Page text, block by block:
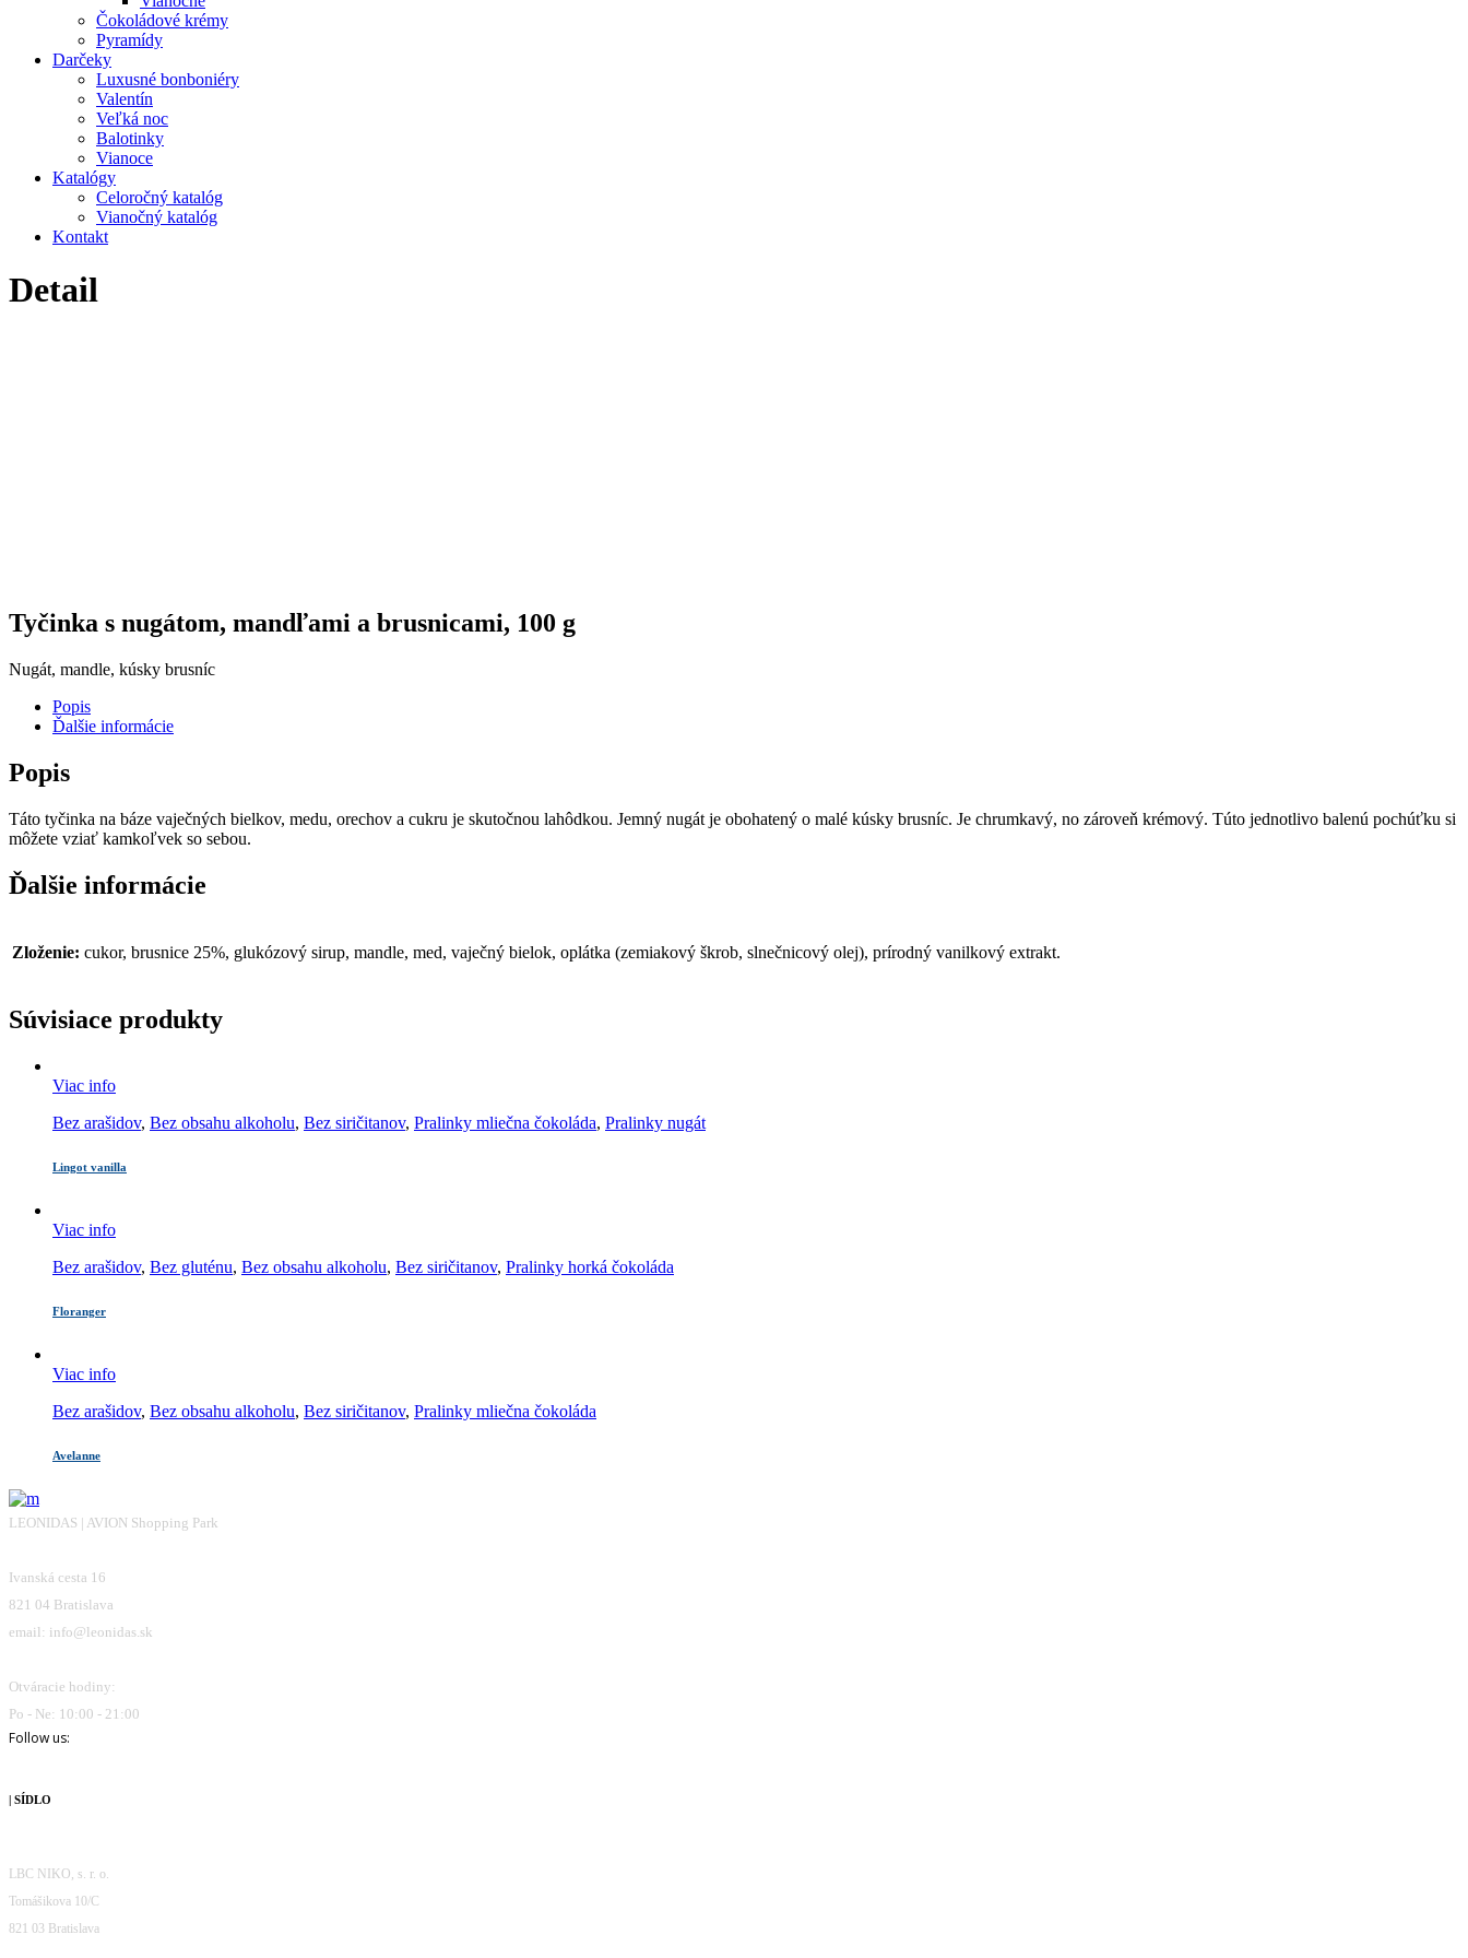
Čokoládové krémy
Pyramídy
Darčeky
Luxusné bonboniéry
Valentín
Veľká noc
Balotinky
Vianoce
Katalógy
Celoročný katalóg
Vianočný katalóg
Kontakt
Detail
Tyčinka s nugátom, mandľami a brusnicami, 100 g
Nugát, mandle, kúsky brusníc
Popis
Ďalšie informácie
Popis
Táto tyčinka na báze vaječných bielkov, medu, orechov a cukru je skutočnou lahôdkou. Jemný nugát je obohatený o malé kúsky brusníc. Je chrumkavý, no zároveň krémový. Túto jednotlivo balenú pochúťku si
môžete vziať kamkoľvek so sebou.
Ďalšie informácie
Zloženie: cukor, brusnice 25%, glukózový sirup, mandle, med, vaječný bielok, oplátka (zemiakový škrob, slnečnicový olej), prírodný vanilkový extrakt.
Súvisiace produkty
Viac info
Bez arašidov, Bez obsahu alkoholu, Bez siričitanov, Pralinky mliečna čokoláda, Pralinky nugát
Lingot vanilla
Viac info
Bez arašidov, Bez gluténu, Bez obsahu alkoholu, Bez siričitanov, Pralinky horká čokoláda
Floranger
Viac info
Bez arašidov, Bez obsahu alkoholu, Bez siričitanov, Pralinky mliečna čokoláda
Avelanne
LEONIDAS | AVION Shopping Park
Ivanská cesta 16
821 04 Bratislava
email: info@leonidas.sk
Otváracie hodiny:
Po - Ne: 10:00 - 21:00
Follow us:
| SÍDLO
LBC NIKO, s. r. o.
Tomášikova 10/C
821 03 Bratislava